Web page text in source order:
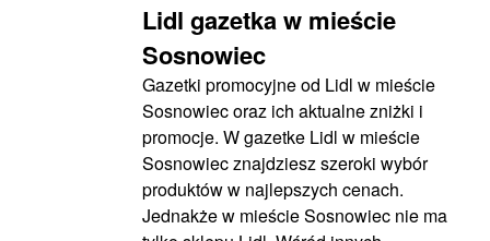
Lidl gazetka w mieście
Sosnowiec
Gazetki promocyjne od Lidl w mieście
Sosnowiec oraz ich aktualne zniżki i
promocje. W gazetke Lidl w mieście
Sosnowiec znajdziesz szeroki wybór
produktów w najlepszych cenach.
Jednakże w mieście Sosnowiec nie ma